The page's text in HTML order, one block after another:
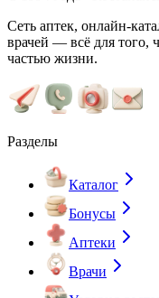
Сеть аптек, онлайн-
врачей — всё для того,
частью жизни.
Разделы
Каталог
Бонусы
Аптеки
Врачи